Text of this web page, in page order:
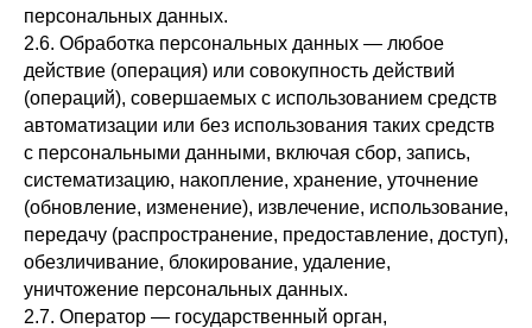
персональных данных.
2.6. Обработка персональных данных — любое
действие (операция) или совокупность действий
(операций), совершаемых с использованием средств
автоматизации или без использования таких средств
с персональными данными, включая сбор, запись,
систематизацию, накопление, хранение, уточнение
(обновление, изменение), извлечение, использование,
передачу (распространение, предоставление, доступ),
обезличивание, блокирование, удаление,
уничтожение персональных данных.
2.7. Оператор — государственный орган,